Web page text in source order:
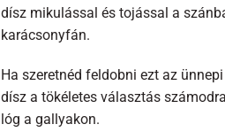
dísz mikulással és tojással a
karácsonyfán.
Ha szeretnéd feldobni ezt az
dísz a tökéletes választás
lóg a gallyakon.